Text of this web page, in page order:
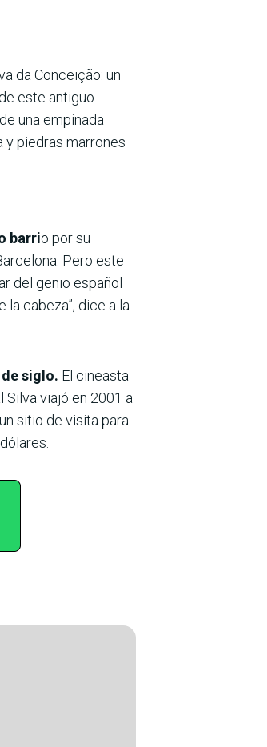
da Conceição: un
este antiguo
una empinada
y piedras marrones
barrio por su
Pero este
del genio español
la cabeza”, dice a la
siglo. El cineasta
Silva viajó en 2001 a
sitio de visita para